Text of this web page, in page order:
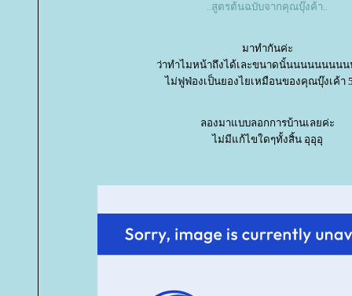
..สูตรต้นฉบับจากคุณบุ๊งค้า..
มาทำกันค่ะ
ว่าทำไมหน้าถึงได้เละขนาดนั้นนนนนนนน
ไม่ฟูฟ่องเป็นยองไยเหมือนของคุณบุ๊งเค้า
ลองมาแบบลอกการบ้านเลยค่ะ
ไม่มีแก้ไขใดๆทั้งสิ้น อุอุอุ